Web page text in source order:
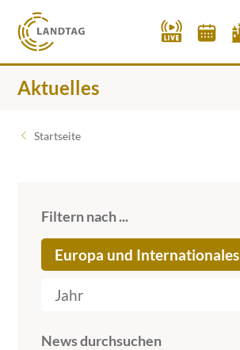
Aktuelles
Startseite
Filtern nach ...
Europa und Internationales
Jahr
News durchsuchen